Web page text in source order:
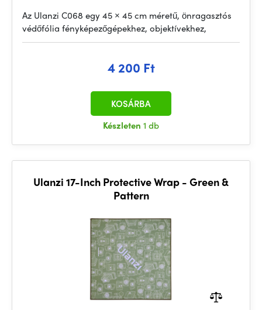
Az Ulanzi C068 egy 45 × 45 cm méretű, önragasztós
védőfólia fényképezőgépekhez, objektívekhez,
4 200 Ft
Készleten 1 db
KOSÁRBA
Ulanzi 17-Inch Protective Wrap - Green &
Pattern